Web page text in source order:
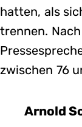
hatten, als
trennen.
zwischen 76
Arnold